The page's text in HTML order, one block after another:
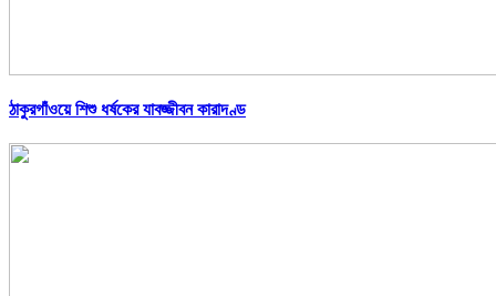
ঠাকুরগাঁওয়ে শিশু ধর্ষকের যাবজ্জীবন কারাদণ্ড